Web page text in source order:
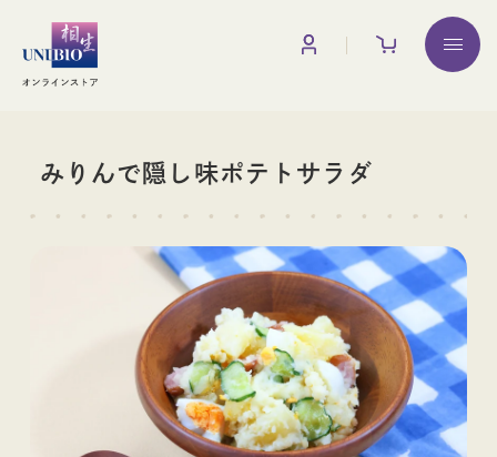
みりんで隠し味ポテトサラダ
お買い物ガイド
みりん みりん粕